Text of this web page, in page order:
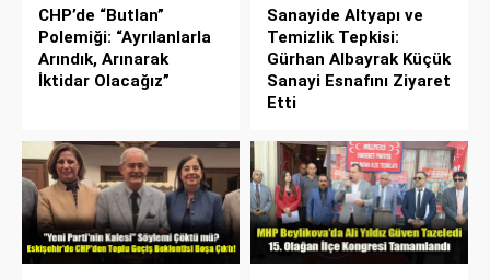
CHP’de “Butlan”
Polemiği: “Ayrılanlarla
Arındık, Arınarak
İktidar Olacağız”
Sanayide Altyapı ve
Temizlik Tepkisi:
Gürhan Albayrak Küçük
Sanayi Esnafını Ziyaret
Etti